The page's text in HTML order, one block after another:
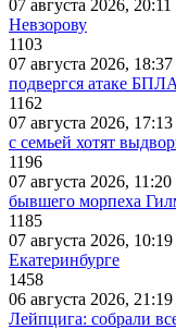
07 августа 2026, 20:11
Невзорову
1103
07 августа 2026, 18:37
подвергся атаке
1162
07 августа 2026, 17:13
с семьей хотят
1196
07 августа 2026, 11:20
бывшего морпеха
1185
07 августа 2026, 10:19
Екатеринбурге
1458
06 августа 2026, 21:19
Лейпцига: собрали